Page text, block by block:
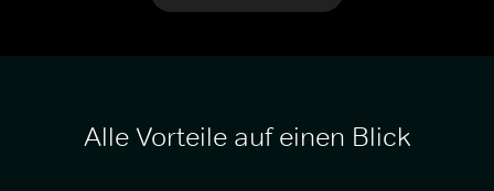
Alle Vorteile auf einen Blick